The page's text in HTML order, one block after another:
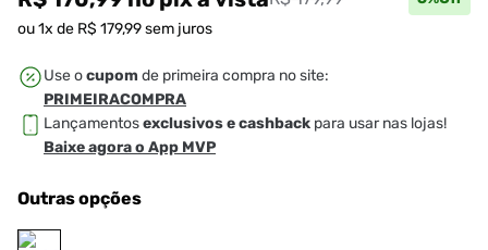
ou1x de R$ 179,99sem juros
Use ocupom de primeira compra no site:
PRIMEIRACOMPRA
Lançamentosexclusivos e cashback para usar nas lojas!
Baixe agora o App MVP
Outras opções